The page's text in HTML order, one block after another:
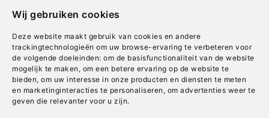
Wij gebruiken cookies
Deze website maakt gebruik van cookies en andere
trackingtechnologieën om uw browse-ervaring te verbeteren voor
de volgende doeleinden: om de basisfunctionaliteit van de website
mogelijk te maken , om een betere ervaring op de website te
bieden, om uw interesse in onze producten en diensten te meten
en marketinginteracties te personaliseren , om advertenties weer te
geven die relevanter voor u zijn.